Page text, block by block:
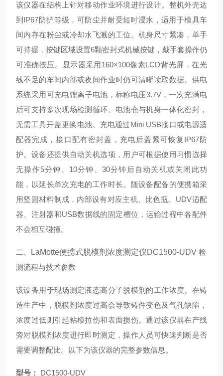
该仪器在结构上针对移动作业环境进行设计。整机外壳达
到IP67防护等级，可防尘并耐受短时浸水，适用于模具车
间内存在粉尘或冷却水飞溅的工位。机身尺寸紧凑，单手
可持握，按键区域设置6颗密封式机械按键，戴手套操作仍
可准确按压。显示器采用160×100像素LCD背光屏，在光
线不足的车间内部或夜间作业时仍可清晰读取数据。供电
系统采用可充电锂离子电池，标称电压3.7V，一次充满电
后可支持多次现场检测循环。电池仓与机身一体化密封，
无需工具开盖更换电池。充电通过Mini USB接口或电源适
配器完成，接口配有密封盖，充电后盖紧可恢复IP67防
护。设备还提供自动关机选项，用户可根据使用习惯选择
无操作5分钟、10分钟、30分钟后自动关机或关闭此功
能，以延长单次充电的工作时长。随设备配备的便携箱采
用坚固材料制成，内部设有对应主机、比色瓶、UDV适配
器、注射器和USB数据线的固定槽位，运输过程中各配件
不会相互碰撞。
二、 LaMotte便携式脱模剂浓度测定仪DC1500-UDV 检
测流程与技术参数
该设备用于现场测定液态高分子脱模剂的工作浓度。在铸
造生产中，脱模剂浓度过高会导致铸件变色及气孔缺陷，
浓度过低则引起粘模拉伤和表面损伤。通过该仪器在产线
旁对脱模剂浓度进行即时测定，操作人员可快速判断是否
需要调整配比。以下为该仪器的完整参数信息。
型号： DC1500-UDV